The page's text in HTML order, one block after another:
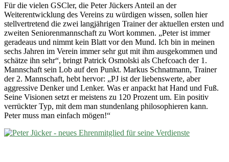
Für die vielen GSCler, die Peter Jückers Anteil an der
Weiterentwicklung des Vereins zu würdigen wissen, sollen hier
stellvertretend die zwei langjährigen Trainer der aktuellen ersten und
zweiten Seniorenmannschaft zu Wort kommen. „Peter ist immer
geradeaus und nimmt kein Blatt vor den Mund. Ich bin in meinen
sechs Jahren im Verein immer sehr gut mit ihm ausgekommen und
schätze ihn sehr“, bringt Patrick Osmolski als Chefcoach der 1.
Mannschaft sein Lob auf den Punkt. Markus Schnatmann, Trainer
der 2. Mannschaft, hebt hervor: „PJ ist der liebenswerte, aber
aggressive Denker und Lenker. Was er anpackt hat Hand und Fuß.
Seine Visionen setzt er meistens zu 120 Prozent um. Ein positiv
verrückter Typ, mit dem man stundenlang philosophieren kann.
Peter muss man einfach mögen!“